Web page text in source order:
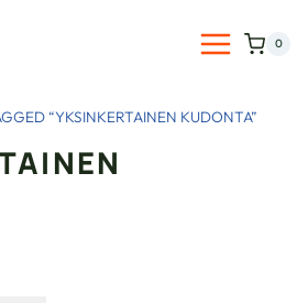
0
“YKSINKERTAINEN KUDONTA”